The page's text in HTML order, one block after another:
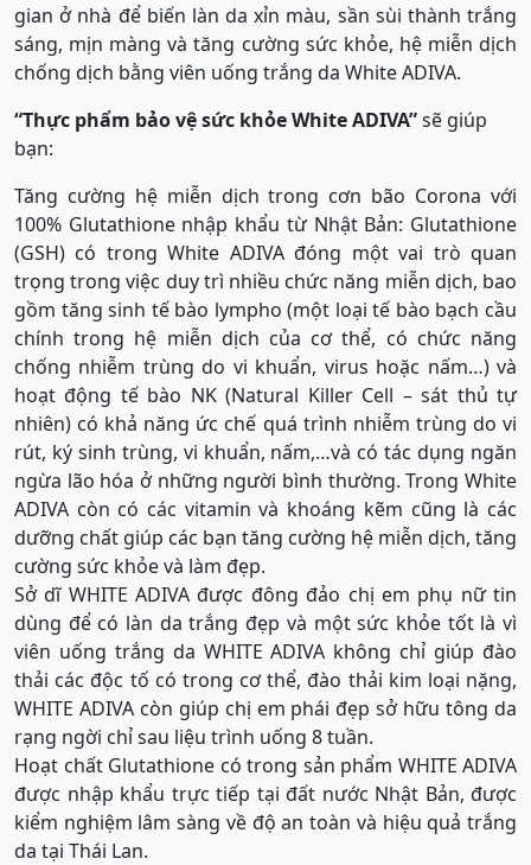
gian ở nhà để biến làn da xỉn màu, sần sùi thành trắng
sáng, mịn màng và tăng cường sức khỏe, hệ miễn dịch
chống dịch bằng viên uống trắng da White ADIVA.
“Thực phẩm bảo vệ sức khỏe White ADIVA”sẽ giúp
bạn:
Tăng cường hệ miễn dịch trong cơn bão Corona với
100% Glutathione nhập khẩu từ Nhật Bản: Glutathione
(GSH) có trong White ADIVA đóng một vai trò quan
trọng trong việc duy trì nhiều chức năng miễn dịch, bao
gồm tăng sinh tế bào lympho (một loại tế bào bạch cầu
chính trong hệ miễn dịch của cơ thể, có chức năng
chống nhiễm trùng do vi khuẩn, virus hoặc nấm…) và
hoạt động tế bào NK (Natural Killer Cell – sát thủ tự
nhiên) có khả năng ức chế quá trình nhiễm trùng do vi
rút, ký sinh trùng, vi khuẩn, nấm,…và có tác dụng ngăn
ngừa lão hóa ở những người bình thường. Trong White
ADIVA còn có các vitamin và khoáng kẽm cũng là các
dưỡng chất giúp các bạn tăng cường hệ miễn dịch, tăng
cường sức khỏe và làm đẹp.
Sở dĩ WHITE ADIVA được đông đảo chị em phụ nữ tin
dùng để có làn da trắng đẹp và một sức khỏe tốt là vì
viên uống trắng da WHITE ADIVA không chỉ giúp đào
thải các độc tố có trong cơ thể, đào thải kim loại nặng,
WHITE ADIVA còn giúp chị em phái đẹp sở hữu tông da
rạng ngời chỉ sau liệu trình uống 8 tuần.
Hoạt chất Glutathione có trong sản phẩm WHITE ADIVA
được nhập khẩu trực tiếp tại đất nước Nhật Bản, được
kiểm nghiệm lâm sàng về độ an toàn và hiệu quả trắng
da tại Thái Lan.